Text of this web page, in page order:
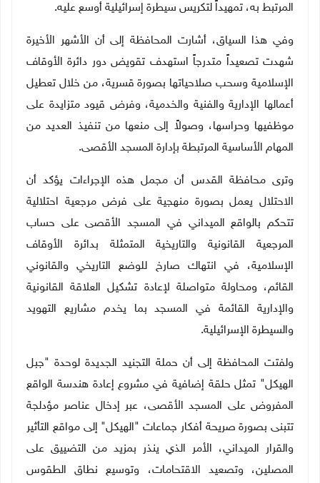
المرتبط به، تمهيداً لتكريس سيطرة إسرائيلية أوسع عليه.
وفي هذا السياق، أشارت المحافظة إلى أن الأشهر الأخيرة
شهدت تصعيداً متدرجاً استهدف تقويض دور دائرة الأوقاف
الإسلامية وسحب صلاحياتها بصورة قسرية، من خلال تعطيل
أعمالها الإدارية والفنية والخدمية، وفرض قيود متزايدة على
موظفيها وحراسها، وصولاً إلى منعها من تنفيذ العديد من
المهام الأساسية المرتبطة بإدارة المسجد الأقصى.
وترى محافظة القدس أن مجمل هذه الإجراءات يؤكد أن
الاحتلال يعمل بصورة منهجية على فرض مرجعية احتلالية
تتحكم بالواقع الميداني في المسجد الأقصى على حساب
المرجعية القانونية والتاريخية المتمثلة بدائرة الأوقاف
الإسلامية، في انتهاك صارخ للوضع التاريخي والقانوني
القائم، ومحاولة متواصلة لإعادة تشكيل العلاقة القانونية
والإدارية القائمة في المسجد بما يخدم مشاريع التهويد
والسيطرة الإسرائيلية.
ولفتت المحافظة إلى أن حملة التجنيد الجديدة لوحدة "جبل
الهيكل" تمثل حلقة إضافية في مشروع إعادة هندسة الواقع
المفروض على المسجد الأقصى، عبر إدخال عناصر مؤدلجة
تتبنى بصورة صريحة أفكار جماعات "الهيكل" إلى مواقع التأثير
والقرار الميداني، الأمر الذي ينذر بمزيد من التضييق على
المصلين، وتصعيد الاقتحامات، وتوسيع نطاق الطقوس